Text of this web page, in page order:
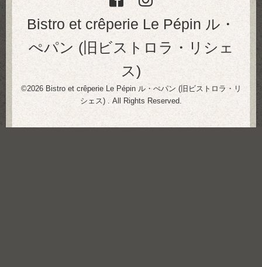
Bistro et crêperie Le Pépin ル・
ぺパン (旧ビストロラ・リシェ
ス)
©2026 Bistro et crêperie Le Pépin ル・ぺパン (旧ビストロラ・リ
シェス) . All Rights Reserved.